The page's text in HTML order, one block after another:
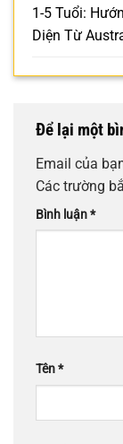
1-5 Tuổi:
Diện Từ
Để lại một
Email của
Các trường
Bình luận*
Tên*